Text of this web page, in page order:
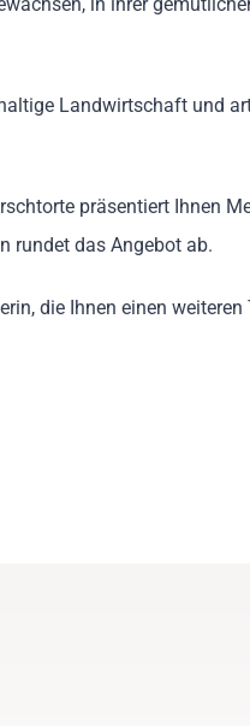
Landwirtschaft und
präsentiert Ihnen
rundet das Angebot ab.
die Ihnen einen